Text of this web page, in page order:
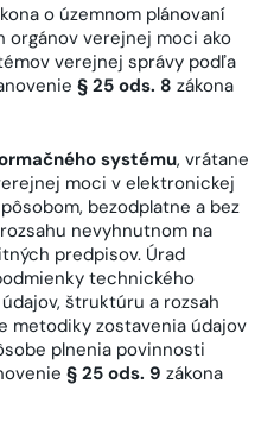
o územnom plánovaní
orgánov verejnej moci ako
verejnej správy podľa
§ 25 ods. 8 zákona
systému, vrátane
moci v elektronickej
bezodplatne a bez
nevyhnutnom na
predpisov. Úrad
technického
štruktúru a rozsah
metodiky zostavenia údajov
plnenia povinnosti
§ 25 ods. 9 zákona